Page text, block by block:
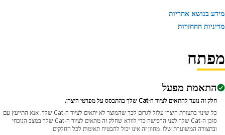
בנושא אחריות
ההחזרות
התאמת מפעל
חלק זה נועד להתאים לציוד ה-Cat שלך בהתבסס על מפרטי היצרן.
כל שינוי בתצורת היצרן עלול לגרום לכך שהמוצר לא יתאים לציוד ה-Cat שלך. אנא התייעץ עם
סוכן ה-Cat שלך לפני הרכישה כדי לוודא שחלק זה מתאים לציוד ה-Cat שלך במצב הנוכחי
ובתצורה המשוערת שלו. מחוון זה אינו יכול להבטיח תאימות לכל החלקים.